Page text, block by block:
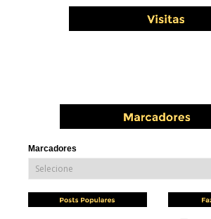
Marcadores